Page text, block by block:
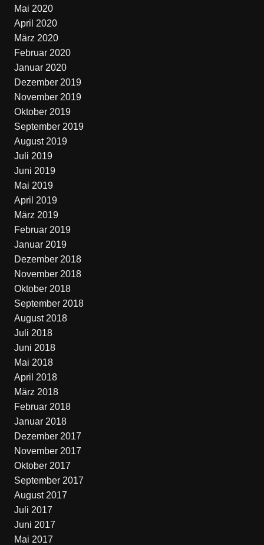
Mai 2020
April 2020
März 2020
Februar 2020
Januar 2020
Dezember 2019
November 2019
Oktober 2019
September 2019
August 2019
Juli 2019
Juni 2019
Mai 2019
April 2019
März 2019
Februar 2019
Januar 2019
Dezember 2018
November 2018
Oktober 2018
September 2018
August 2018
Juli 2018
Juni 2018
Mai 2018
April 2018
März 2018
Februar 2018
Januar 2018
Dezember 2017
November 2017
Oktober 2017
September 2017
August 2017
Juli 2017
Juni 2017
Mai 2017